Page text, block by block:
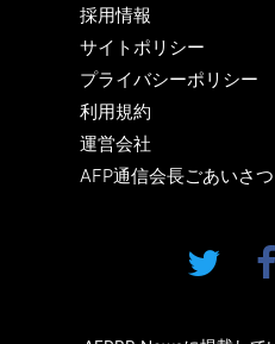
採用情報
サイトポリシー
プライバシーポリシー
利用規約
運営会社
AFP通信会長ごあいさつ